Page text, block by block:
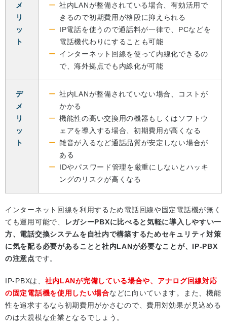
メ
リ
ッ
ト
社内LANが整備されている場合、有効活用で
きるので初期費用が格段に抑えられる
IP電話を使うので通話料が一律で、PCなどを
電話機代わりにすることも可能
インターネット回線を使って内線化できるの
で、海外拠点でも内線化が可能
デ
メ
リ
ッ
ト
社内LANが整備されていない場合、コストが
かかる
機能性の高い交換用の機器もしくはソフトウ
ェアを導入する場合、初期費用が高くなる
雑音が入るなど通話品質が安定しない場合が
ある
IDやパスワード管理を厳重にしないとハッキ
ングのリスクが高くなる
インターネット回線を利用するため電話回線や固定電話機が無く
ても運用可能で、
レガシーPBXに比べると気軽に導入しやすい一
方、電話交換システムを自社内で構築するためセキュリティ対策
に気を配る必要があることと社内LANが必要なことが、IP‐PBX
の注意点です。
IP‐PBXは、 社内LANが完備している場合や、アナログ回線対応
の固定電話機を使用したい場合などに向いています。また、機能
性を追求するなら初期費用がかさむので、費用対効果が見込める
のは大規模な企業となるでしょう。